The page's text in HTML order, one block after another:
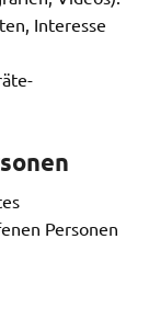
Interesse
Personen